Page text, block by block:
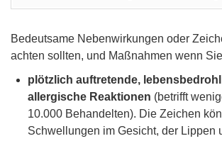
Bedeutsame Nebenwirkungen oder
achten sollten, und Maßnahmen wenn
plötzlich auftretende,
allergische Reaktionen (betrifft
10.000 Behandelten). Die Zeichen
Schwellungen im Gesicht, der Lippen